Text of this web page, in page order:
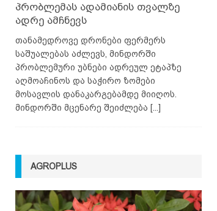
პრობლემას ადამიანის თვალზე
ადრე ამჩნევს
თანამედროვე დრონები ფერმერს
საშუალებას აძლევს, მინდორში
პრობლემური უბნები ადრეულ ეტაპზე
აღმოაჩინოს და საჭირო ზომები
მოსავლის დანაკარგებამდე მიიღოს.
მინდორში მცენარე შეიძლება [...]
AGROPLUS